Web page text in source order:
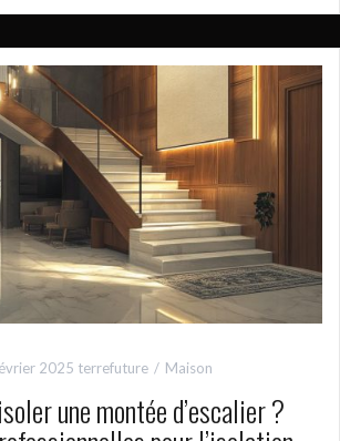
2025 terrefuture Maison
une montée d’escalier ?